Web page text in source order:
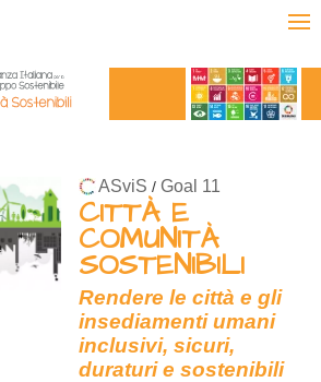
ASviS / Goal 11
CITTÀ E
COMUNITÀ
SOSTENIBILI
Rendere le città e gli
insediamenti umani
inclusivi, sicuri,
duraturi e sostenibili